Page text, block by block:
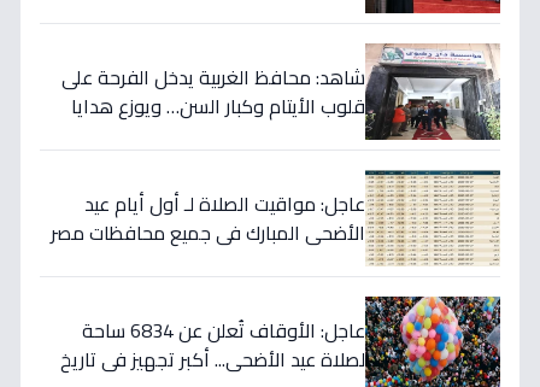
شاهد: محافظ الغربية يدخل الفرحة على
قلوب الأيتام وكبار السن… ويوزع هدايا
عاجل: مواقيت الصلاة لـ أول أيام عيد
الأضحى المبارك في جميع محافظات مصر
عاجل: الأوقاف تُعلن عن 6834 ساحة
لصلاة عيد الأضحى... أكبر تجهيز في تاريخ